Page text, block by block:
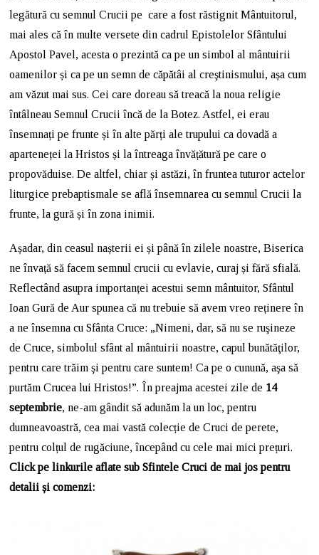
legătură cu semnul Crucii pe care a fost răstignit Mântuitorul,
mai ales că în multe versete din cadrul Epistolelor Sfântului
Apostol Pavel, acesta o prezintă ca pe un simbol al mântuirii
oamenilor și ca pe un semn de căpătâi al creştinismului, așa cum
am văzut mai sus. Cei care doreau să treacă la noua religie
întâlneau Semnul Crucii încă de la Botez. Astfel, ei erau
însemnați pe frunte și în alte părți ale trupului ca dovadă a
aparteneței la Hristos și la întreaga învățătură pe care o
propovăduise. De altfel, chiar și astăzi, în fruntea tuturor actelor
liturgice prebaptismale se află însemnarea cu semnul Crucii la
frunte, la gură și în zona inimii.
Așadar, din ceasul nașterii ei și până în zilele noastre, Biserica
ne învață să facem semnul crucii cu evlavie, curaj și fără sfială.
Reflectând asupra importanței acestui semn mântuitor, Sfântul
Ioan Gură de Aur spunea că nu trebuie să avem vreo reținere în
a ne însemna cu Sfânta Cruce: „Nimeni, dar, să nu se ruşineze
de Cruce, simbolul sfânt al mântuirii noastre, capul bunătăţilor,
pentru care trăim şi pentru care suntem! Ca pe o cunună, aşa să
purtăm Crucea lui Hristos!”. În preajma acestei zile de 14
septembrie, ne-am gândit să adunăm la un loc, pentru
dumneavoastră, cea mai vastă colecție de Cruci de perete,
pentru colțul de rugăciune, începând cu cele mai mici prețuri.
Click pe linkurile aflate sub Sfintele Cruci de mai jos pentru
detalii și comenzi: